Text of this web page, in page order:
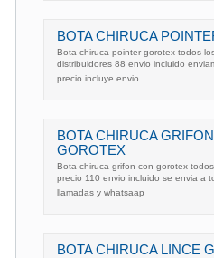
BOTA CHIRUCA
Bota chiruca pointer gorotex todos
distribuidores 88 envio incluido
precio incluye envio
BOTA CHIRUCA GRIFON
GOROTEX
Bota chiruca grifon con gorotex
precio 110 envio incluido se envia a
llamadas y whatsaap
BOTA CHIRUCA LINCE